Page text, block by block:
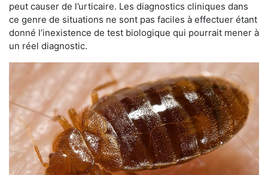
peut causer de l’urticaire. Les diagnostics cliniques dans
ce genre de situations ne sont pas faciles à effectuer étant
donné l’inexistence de test biologique qui pourrait mener à
un réel diagnostic.